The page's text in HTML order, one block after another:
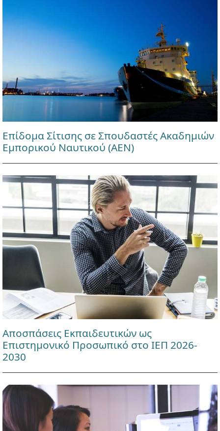
Επίδομα Σίτισης σε Σπουδαστές Ακαδημιών
Εμπορικού Ναυτικού (ΑΕΝ)
Αποσπάσεις Εκπαιδευτικών ως
Επιστημονικό Προσωπικό στο ΙΕΠ 2026-
2030